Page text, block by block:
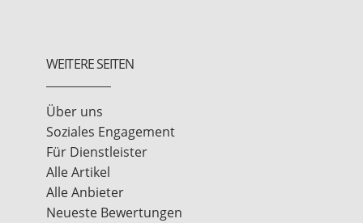
WEITERE SEITEN
Über uns
Soziales Engagement
Für Dienstleister
Alle Artikel
Alle Anbieter
Neueste Bewertungen